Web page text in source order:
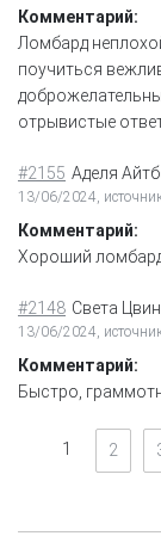
Комментарий:
Ломбард
поучиться
отрывистые
#2155 Аделя
13/06/2024,
Комментарий:
Хороший
#2148 Света
13/06/2024,
Комментарий:
Быстро,
1 2